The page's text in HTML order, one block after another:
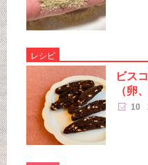
レシピ
ビス
（卵
10